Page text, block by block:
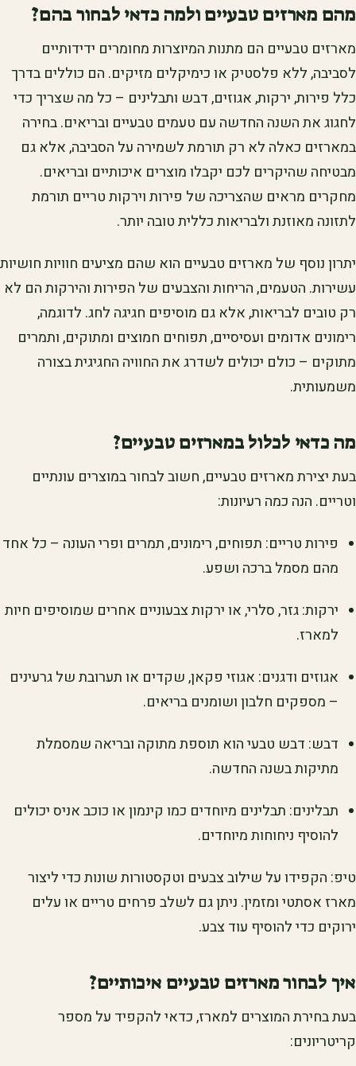
מהם מארזים טבעיים ולמה כדאי לבחור בהם?
מארזים טבעיים הם מתנות המיוצרות מחומרים ידידותיים
לסביבה, ללא פלסטיק או כימיקלים מזיקים. הם כוללים בדרך
כלל פירות, ירקות, אגוזים, דבש ותבלינים – כל מה שצריך כדי
לחגוג את השנה החדשה עם טעמים טבעיים ובריאים. בחירה
במארזים כאלה לא רק תורמת לשמירה על הסביבה, אלא גם
מבטיחה שהיקרים לכם יקבלו מוצרים איכותיים ובריאים.
מחקרים מראים שהצריכה של פירות וירקות טריים תורמת
לתזונה מאוזנת ולבריאות כללית טובה יותר.
יתרון נוסף של מארזים טבעיים הוא שהם מציעים חוויות חושיות
עשירות. הטעמים, הריחות והצבעים של הפירות והירקות הם לא
רק טובים לבריאות, אלא גם מוסיפים חגיגה לחג. לדוגמה,
רימונים אדומים ועסיסיים, תפוחים חמוצים ומתוקים, ותמרים
מתוקים – כולם יכולים לשדרג את החוויה החגיגית בצורה
משמעותית.
מה כדאי לכלול במארזים טבעיים?
בעת יצירת מארזים טבעיים, חשוב לבחור במוצרים עונתיים
וטריים. הנה כמה רעיונות:
פירות טריים: תפוחים, רימונים, תמרים ופרי העונה – כל אחד
מהם מסמל ברכה ושפע.
ירקות: גזר, סלרי, או ירקות צבעוניים אחרים שמוסיפים חיות
למארז.
אגוזים ודגנים: אגוזי פקאן, שקדים או תערובת של גרעינים
– מספקים חלבון ושומנים בריאים.
דבש: דבש טבעי הוא תוספת מתוקה ובריאה שמסמלת
מתיקות בשנה החדשה.
תבלינים: תבלינים מיוחדים כמו קינמון או כוכב אניס יכולים
להוסיף ניחוחות מיוחדים.
טיפ: הקפידו על שילוב צבעים וטקסטורות שונות כדי ליצור
מארז אסתטי ומזמין. ניתן גם לשלב פרחים טריים או עלים
ירוקים כדי להוסיף עוד צבע.
איך לבחור מארזים טבעיים איכותיים?
בעת בחירת המוצרים למארז, כדאי להקפיד על מספר
קריטריונים: